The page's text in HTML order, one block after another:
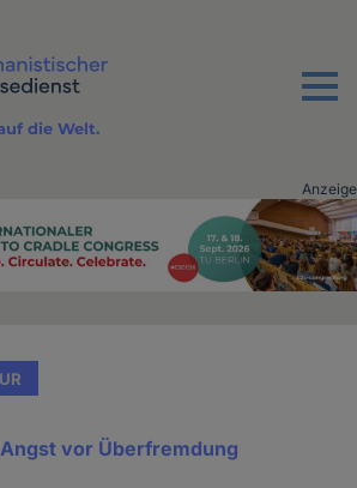
Menu
die Welt.
Anzeige
vor Überfremdung